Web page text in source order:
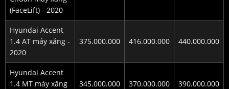
(FaceLift) - 2020
Hyundai Accent
1.4 AT máy xăng -
2020
375.000.000 416.000.000 440.000.000
Hyundai Accent
1.4 MT máy xăng
345.000.000 370.000.000 390.000.000